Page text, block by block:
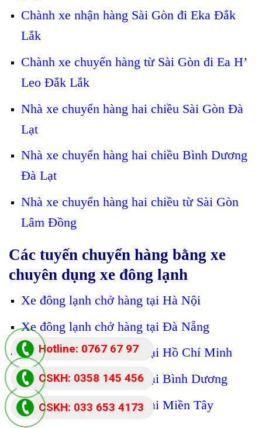
Chành xe nhận hàng Sài Gòn đi Eka Đắk
Lắk
Chành xe chuyển hàng từ Sài Gòn đi Ea H’
Leo Đắk Lắk
Nhà xe chuyển hàng hai chiều Sài Gòn Đà
Lạt
Nhà xe chuyển hàng hai chiều Bình Dương
Đà Lạt
Nhà xe chuyển hàng hai chiều từ Sài Gòn
Lâm Đồng
Các tuyến chuyển hàng bằng xe
chuyên dụng xe đông lạnh
Xe đông lạnh chở hàng tại Hà Nội
Xe đông lạnh chở hàng tại Đà Nẵng
Xe đông lạnh chở hàng tại Hồ Chí Minh
Xe đông lạnh chở hàng tại Bình Dương
Xe đông lạnh chở hàng tại Miền Tây
Hotline: 0767 67 97
87
CSKH: 033 653 4173
CSKH: 0358 145 456